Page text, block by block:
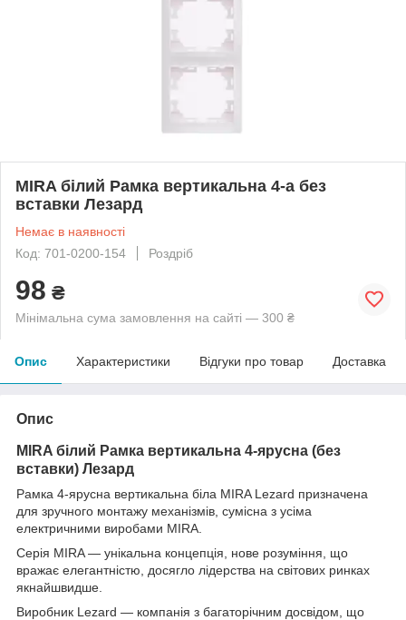
MIRA білий Рамка вертикальна 4-а без
вставки Лезард
Немає в наявності
Код: 701-0200-154
Роздріб
98 ₴
Мінімальна сума замовлення на сайті — 300 ₴
Опис Характеристики Відгуки про товар Доставка
Опис
MIRA білий Рамка вертикальна 4-ярусна (без
вставки) Лезард
Рамка 4-ярусна вертикальна біла MIRA Lezard призначена
для зручного монтажу механізмів, сумісна з усіма
електричними виробами MIRA.
Серія MIRA — унікальна концепція, нове розуміння, що
вражає елегантністю, досягло лідерства на світових ринках
якнайшвидше.
Виробник Lezard — компанія з багаторічним досвідом, що